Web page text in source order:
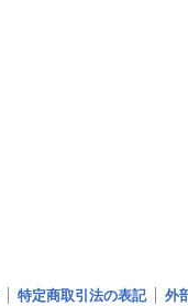
特定商取引法の表記 外